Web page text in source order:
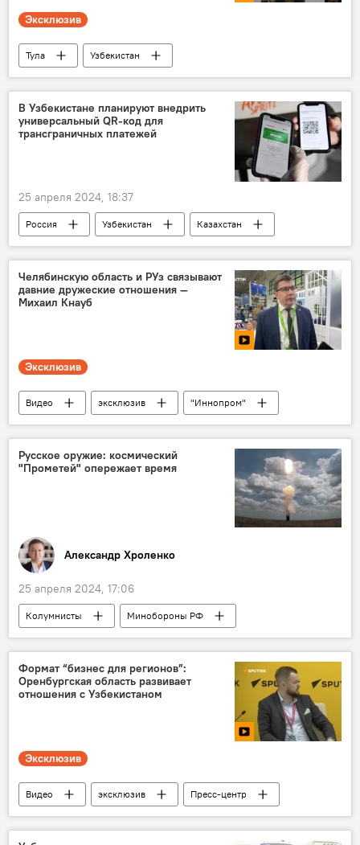
Эксклюзив
Тула
Узбекистан
Наманганская область
сотрудничество
Пресс-центр
Брифинг
"Иннопром"
В Узбекистане планируют внедрить
универсальный QR-код для
трансграничных платежей
25 апреля 2024, 18:37
Россия Узбекистан
Казахстан
Кыргызстан
Таджикистан
платежная система
Челябинскую область и РУз связывают
давние дружеские отношения —
Михаил Кнауб
Эксклюзив
Видео эксклюзив
"Иннопром"
Россия
Узбекистан
Челябинская область
ИННОПРОМ. Центральная Азия - 2024
Русское оружие: космический
"Прометей" опережает время
Александр Хроленко
25 апреля 2024, 17:06
Колумнисты
Минобороны РФ
спецоперация
вооружение
безопасность
Спецоперация России по защите Донбасса
Формат “бизнес для регионов”:
Оренбургская область развивает
отношения с Узбекистаном
Эксклюзив
Видео эксклюзив
Пресс-центр
Брифинг
Узбекистан
"Иннопром"
Россия